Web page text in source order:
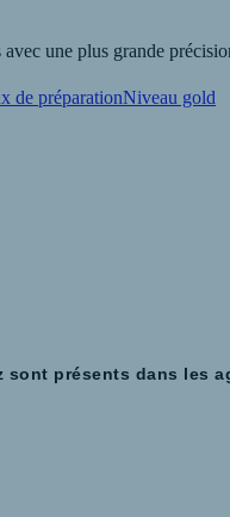
une plus grande
qui conviennent
de préparationNiveau gold
présents dans les